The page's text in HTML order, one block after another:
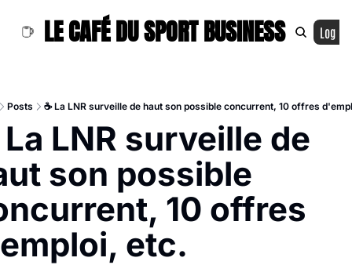
LE CAFÉ DU SPORT BUSINESS Log In
Posts ☕ La LNR surveille de haut son possible concurrent, 10 offres
La LNR surveille de
son possible
10 offres
etc.